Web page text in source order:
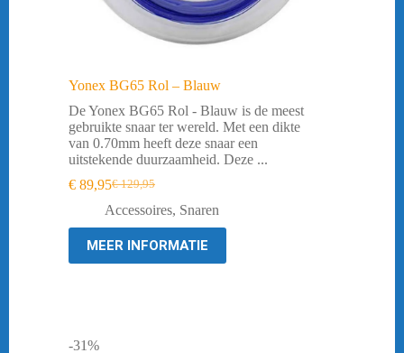
Yonex BG65 Rol – Blauw
De Yonex BG65 Rol - Blauw is de meest
gebruikte snaar ter wereld. Met een dikte
van 0.70mm heeft deze snaar een
uitstekende duurzaamheid. Deze ...
€129,95
Oorspronkelijke
prijs
€ 129,95.
€ 89,95Huidige
prijs
€ 89,95.
Accessoires, Snaren
MEER INFORMATIE
-31%